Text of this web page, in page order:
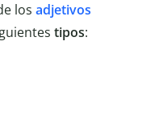
los adjetivos
tipos: